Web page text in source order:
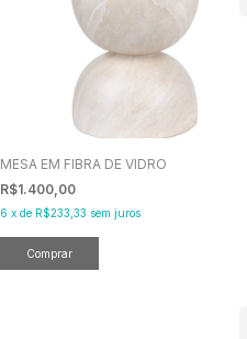
MESA EM FIBRA DE VIDRO
R$1.400,00
6 xde R$233,33 sem juros